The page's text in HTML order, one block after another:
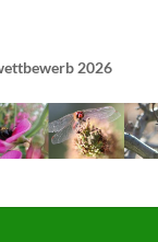
Kalender
FAQ
2026